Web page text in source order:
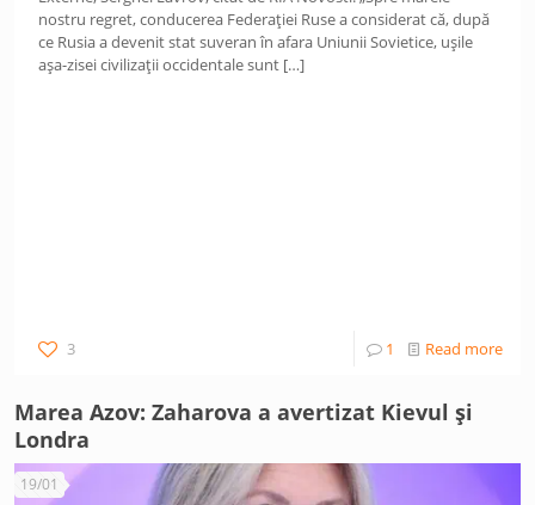
nostru regret, conducerea Federației Ruse a considerat că, după
ce Rusia a devenit stat suveran în afara Uniunii Sovietice, ușile
așa-zisei civilizații occidentale sunt […]
3 1 Read more
Marea Azov: Zaharova a avertizat Kievul și
Londra
19/01